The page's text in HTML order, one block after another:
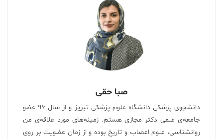
صبا حقی
دانشجوی پزشکی دانشگاه علوم پزشکی تبریز و از سال ۹۶ عضو
جامعه‌ی علمی دکتر مجازی هستم. زمینه‌های مورد علاقه‌ی من
روانشناسی، علوم اعصاب و تاریخ بوده و از زمان عضویت بر روی